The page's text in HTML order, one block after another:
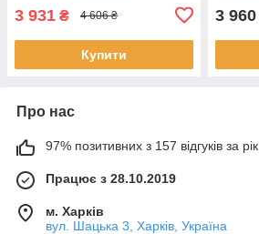
3 931 ₴ 4 606 ₴
Купити
3 960
Про нас
97% позитивних з 157 відгуків за рік
Працює з 28.10.2019
м. Харків
вул. Шацька 3, Харків, Україна